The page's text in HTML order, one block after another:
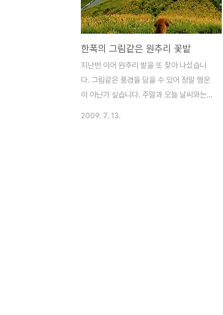
한폭의 그림같은 원추리 꽃밭
지난번 이어 원추리 밭을 또 찾아 나섰습니
다. 그림같은 풍경을 담을 수 있어 정말 행운
이 아닌가 싶습니다. 주말과 오늘 날씨와는
2009. 7. 13.